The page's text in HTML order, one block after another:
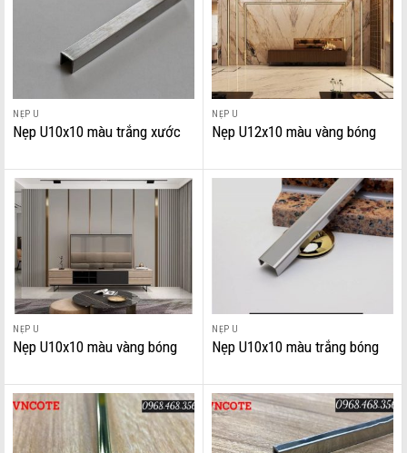
NẸP U
Nẹp U10x10 màu trắng xước
NẸP U
Nẹp U12x10 màu vàng bóng
NẸP U
Nẹp U10x10 màu vàng bóng
NẸP U
Nẹp U10x10 màu trắng bóng